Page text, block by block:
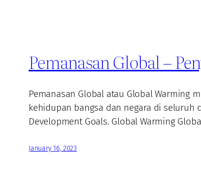
Pemanasan Global –
Pemanasan Global atau Global Warming
kehidupan bangsa dan negara di seluruh
Development Goals. Global Warming
January 16, 2023